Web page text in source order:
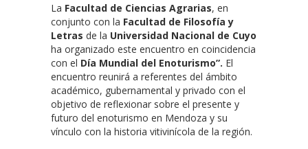
La Facultad de Ciencias Agrarias, en
conjunto con la Facultad de Filosofía y
Letras de la Universidad Nacional de Cuyo
ha organizado este encuentro en coincidencia
con el Día Mundial del Enoturismo”. El
encuentro reunirá a referentes del ámbito
académico, gubernamental y privado con el
objetivo de reflexionar sobre el presente y
futuro del enoturismo en Mendoza y su
vínculo con la historia vitivinícola de la región.